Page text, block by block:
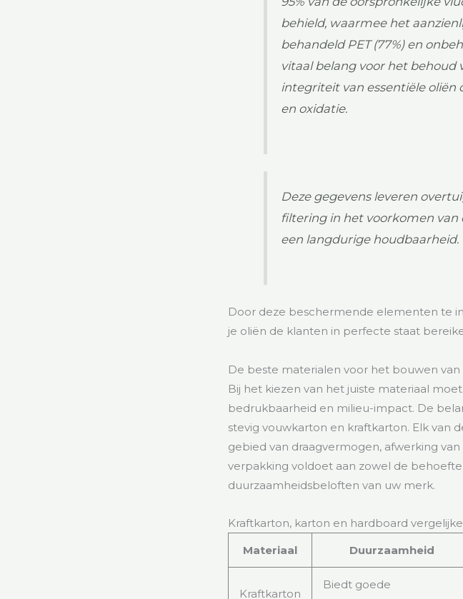
behield, waarmee het
behandeld PET (77%) en
vitaal belang voor het
integriteit van essentiële
en oxidatie.
Deze gegevens leveren
filtering in het voorkomen
een langdurige houdbaarheid.
Door deze beschermende elementen te
je oliën de klanten in perfecte staat
De beste materialen voor het bouwen
Bij het kiezen van het juiste materiaal
bedrukbaarheid en milieu-impact. De
stevig vouwkarton en kraftkarton. Elk van
gebied van draagvermogen, afwerking
verpakking voldoet aan zowel de
duurzaamheidsbeloften van uw merk.
Kraftkarton, karton en hardboard
Materiaal
Duurzaamheid
Kraftkarton
Biedt goede